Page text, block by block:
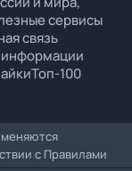
сервисы
связь
Топ-100
с Правилами